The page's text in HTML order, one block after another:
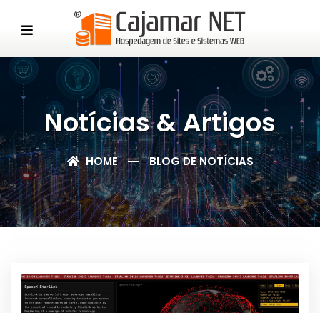
Notícias & Artigos
HOME BLOG DE NOTÍCIAS